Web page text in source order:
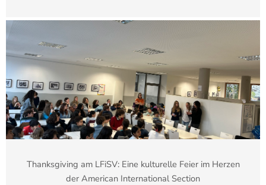
Thanksgiving am LFiSV: Eine kulturelle Feier im Herzen
der American International Section